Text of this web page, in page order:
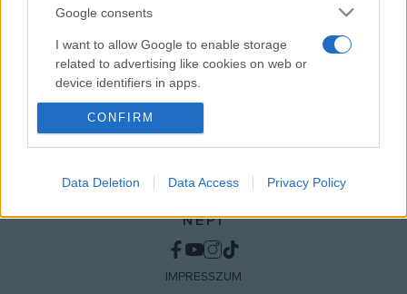
Google consents
I want to allow Google to enable storage
related to advertising like cookies on web or
device identifiers in apps.
I want to allow my user data to be sent to
Google for online advertising purposes.
I want to allow Google to send me
related to analytics like cookies on web or
device identifiers in apps.
CONFIRM
Data Deletion Data Access Privacy Policy
NÉPI
IMPRESSZUM